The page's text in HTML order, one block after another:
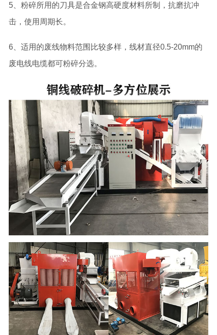
5、粉碎所用的刀具是合金钢高硬度材料所制，抗磨抗冲
击，使用周期长。
6、适用的废线物料范围比较多样，线材直径0.5-20mm的
废电线电缆都可粉碎分选。